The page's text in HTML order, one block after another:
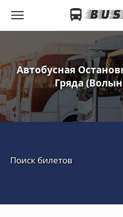
Автобусная
Гряда
Поиск билетов